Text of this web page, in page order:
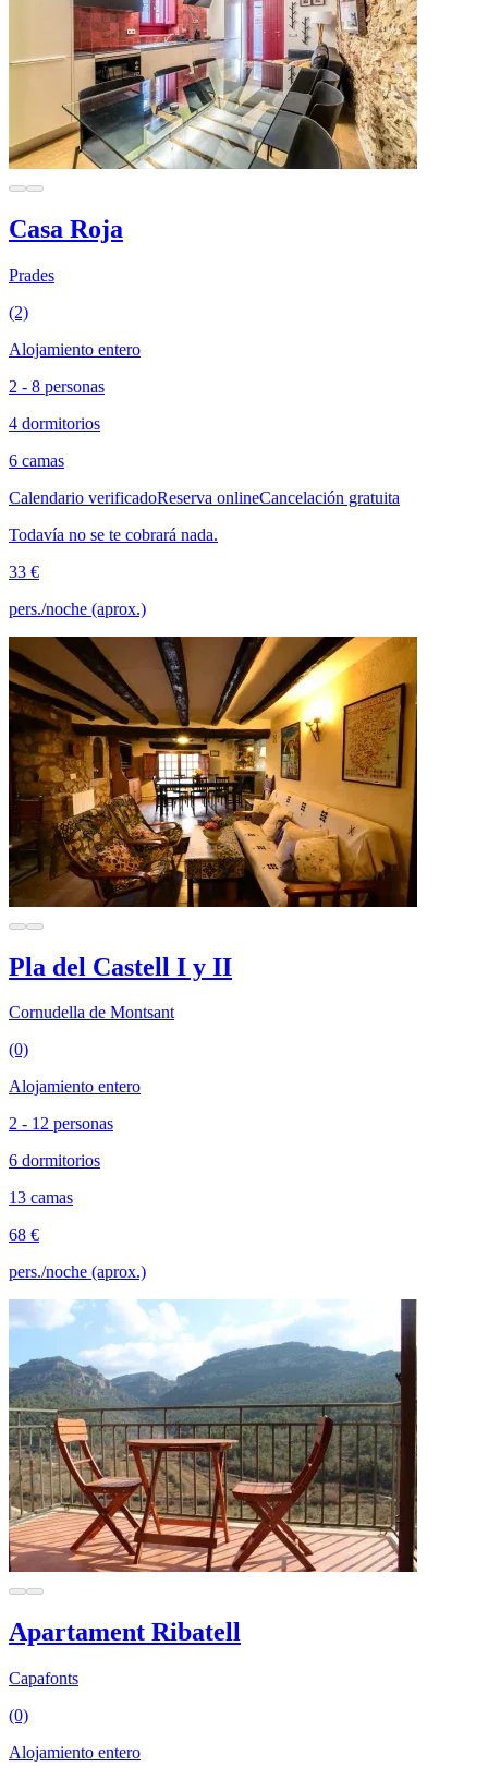
Casa Roja
Prades
(2)
Alojamiento entero
2 - 8 personas
4 dormitorios
6 camas
Calendario verificadoReserva onlineCancelación gratuita
Todavía no se te cobrará nada.
33 €
pers./noche (aprox.)
Pla del Castell I y II
Cornudella de Montsant
(0)
Alojamiento entero
2 - 12 personas
6 dormitorios
13 camas
68 €
pers./noche (aprox.)
Apartament Ribatell
Capafonts
(0)
Alojamiento entero